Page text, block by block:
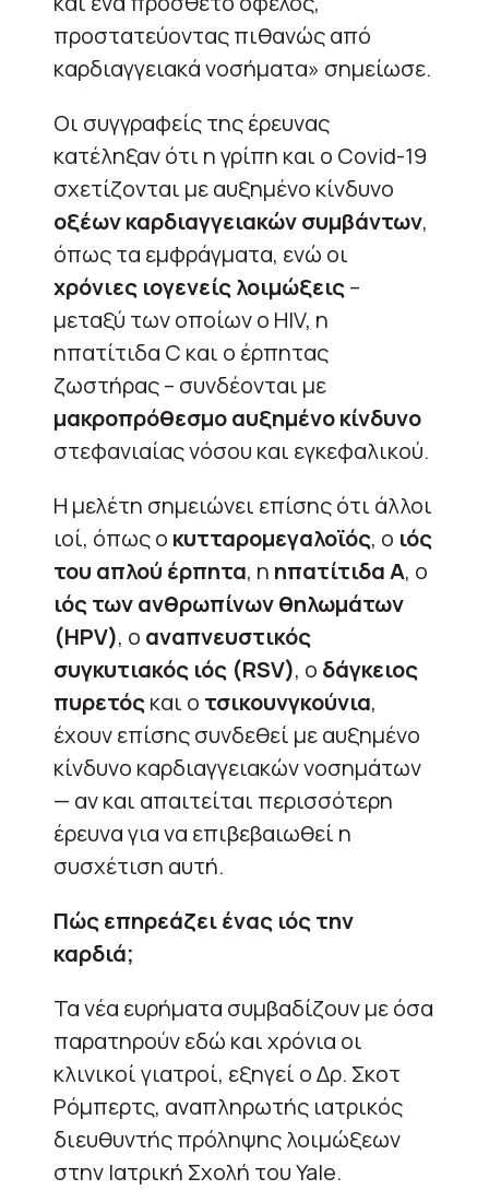
προστατεύοντας πιθανώς από
καρδιαγγειακά νοσήματα» σημείωσε.
Οι συγγραφείς της έρευνας
κατέληξαν ότι η γρίπη και ο Covid-19
σχετίζονται με αυξημένο κίνδυνο
οξέων καρδιαγγειακών συμβάντων,
όπως τα εμφράγματα, ενώ οι
χρόνιες ιογενείς λοιμώξεις–
μεταξύ των οποίων ο HIV, η
ηπατίτιδα C και ο έρπητας
ζωστήρας – συνδέονται με
μακροπρόθεσμο αυξημένο κίνδυνο
στεφανιαίας νόσου και εγκεφαλικού.
Η μελέτη σημειώνει επίσης ότι άλλοι
ιοί, όπως ο κυτταρομεγαλοϊός, ο ιός
του απλού έρπητα, η ηπατίτιδα Α, ο
ιός των ανθρωπίνων θηλωμάτων
(HPV), ο αναπνευστικός
συγκυτιακός ιός (RSV), ο δάγκειος
πυρετόςκαι ο τσικουνγκούνια,
έχουν επίσης συνδεθεί με αυξημένο
κίνδυνο καρδιαγγειακών νοσημάτων
— αν και απαιτείται περισσότερη
έρευνα για να επιβεβαιωθεί η
συσχέτιση αυτή.
Πώς επηρεάζει ένας ιός την
καρδιά;
Τα νέα ευρήματα συμβαδίζουν με όσα
παρατηρούν εδώ και χρόνια οι
κλινικοί γιατροί, εξηγεί ο Δρ. Σκοτ
Ρόμπερτς, αναπληρωτής ιατρικός
διευθυντής πρόληψης λοιμώξεων
στην Ιατρική Σχολή του Yale.